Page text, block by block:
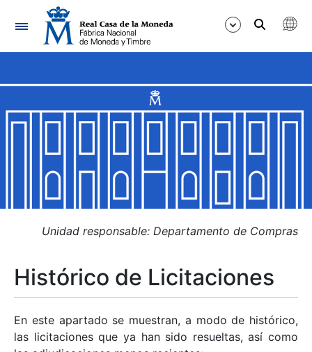
Navegación
Mostrar/Ocultar
Mostrar/Ocultar
Mostrar/Ocultar
Mostrar/Ocultar
Mostrar/Ocultar
Unidad responsable: Departamento de Compras
Histórico de Licitaciones
En este apartado se muestran, a modo de histórico,
las licitaciones que ya han sido resueltas, así como